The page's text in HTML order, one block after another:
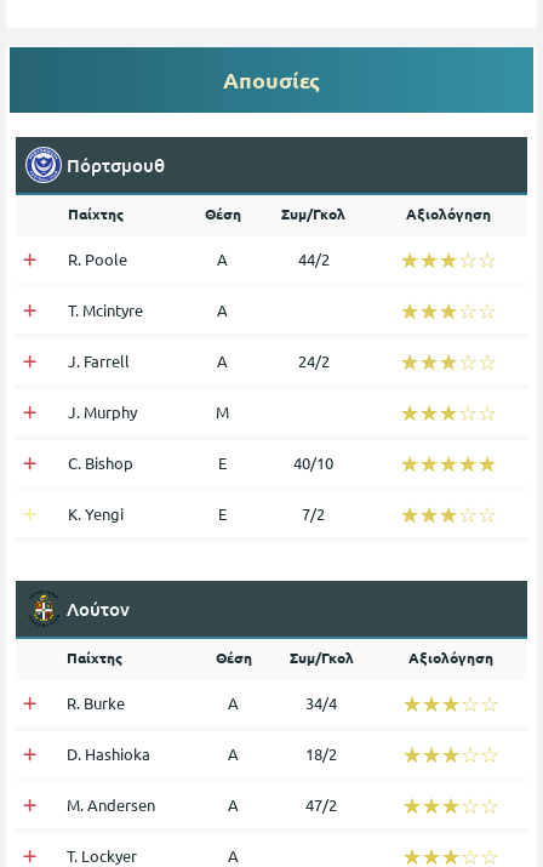
Απουσίες
Πόρτσμουθ
Παίχτης Θέση Συμ/Γκολ Αξιολόγηση
R. Poole Α 44/2 ☆☆☆☆☆
★★★★★
T. Mcintyre Α ☆☆☆☆☆
★★★★★
J. Farrell Α 24/2 ☆☆☆☆☆
★★★★★
J. Murphy Μ ☆☆☆☆☆
★★★★★
C. Bishop Ε 40/10 ☆☆☆☆☆
★★★★★
K. Yengi Ε 7/2 ☆☆☆☆☆
★★★★★
Λούτον
Παίχτης Θέση Συμ/Γκολ Αξιολόγηση
R. Burke Α 34/4 ☆☆☆☆☆
★★★★★
D. Hashioka Α 18/2 ☆☆☆☆☆
★★★★★
M. Andersen Α 47/2 ☆☆☆☆☆
★★★★★
T. Lockyer Α ☆☆☆☆☆
★★★★★